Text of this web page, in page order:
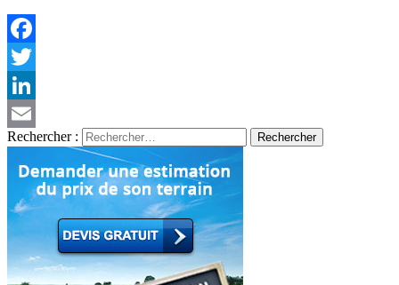
Facebook
Twitter
LinkedIn
Email
Rechercher :